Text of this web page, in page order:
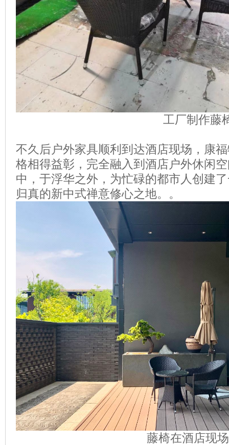
工厂制作藤
不久后户外家具顺利到达酒店现场，康
格相得益彰，完全融入到酒店户外休闲
中，于浮华之外，为忙碌的都市人创建
归真的新中式禅意修心之地。 。
藤椅在酒店现场